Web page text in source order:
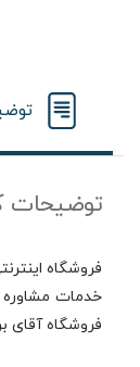
توضیحات
فروشگاه
خدمات مشاوره
فروشگاه آقای